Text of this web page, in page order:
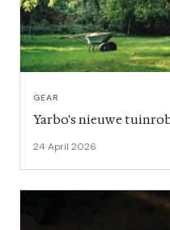
GEAR
Yarbo's nieuwe
24 April 2026